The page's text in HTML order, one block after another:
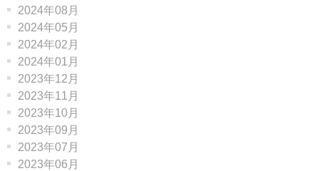
2024年08月
2024年05月
2024年02月
2024年01月
2023年12月
2023年11月
2023年10月
2023年09月
2023年07月
2023年06月